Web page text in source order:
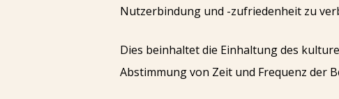
Nutzerbindung und -zufriedenheit zu
Dies beinhaltet die Einhaltung des
Abstimmung von Zeit und Frequenz der